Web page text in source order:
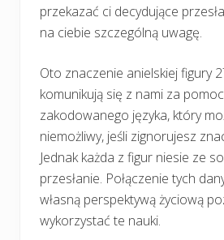
przekazać ci decydujące
na ciebie szczególną uwagę.
Oto znaczenie anielskiej figury
komunikują się z nami za
zakodowanego języka, który
niemożliwy, jeśli zignorujesz
Jednak każda z figur niesie ze
przesłanie. Połączenie tych
własną perspektywą życiową
wykorzystać te nauki.